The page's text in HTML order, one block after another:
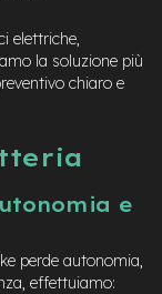
elettriche,
la soluzione più
chiaro e
e
perde autonomia,
effettuiamo: